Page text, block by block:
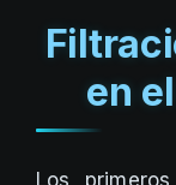
en
Los